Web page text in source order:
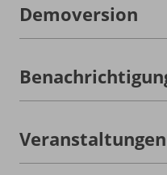
Demoversion
Veranstaltungen